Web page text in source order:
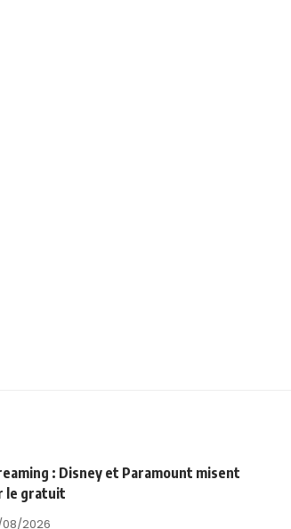
: Disney et Paramount misent
le gratuit
2026